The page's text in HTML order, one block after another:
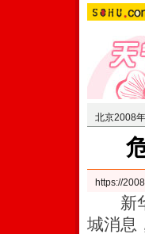
北京2008
https://
新华
城消息